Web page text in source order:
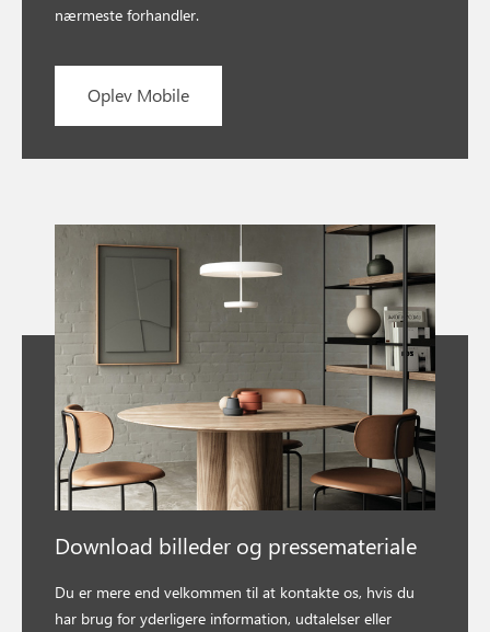
nærmeste forhandler.
Oplev Mobile
Download billeder og pressemateriale
Du er mere end velkommen til at kontakte os, hvis du
har brug for yderligere information, udtalelser eller